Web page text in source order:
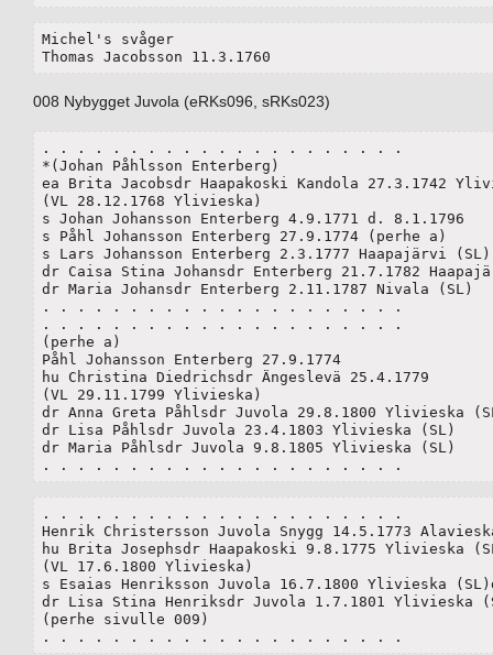
Michel's svåger
Thomas Jacobsson 11.3.1760
008 Nybygget Juvola (eRKs096, sRKs023)
. . . . . . . . . . . . . . . . . . . . .
*(Johan Påhlsson Enterberg)
ea Brita Jacobsdr Haapakoski Kandola 27.3.1742
(VL 28.12.1768 Ylivieska)
s Johan Johansson Enterberg 4.9.1771 d. 8.1.1796
s Påhl Johansson Enterberg 27.9.1774 (perhe a)
s Lars Johansson Enterberg 2.3.1777 Haapajärvi (SL)
dr Caisa Stina Johansdr Enterberg 21.7.1782
dr Maria Johansdr Enterberg 2.11.1787 Nivala (SL)
. . . . . . . . . . . . . . . . . . . . .
. . . . . . . . . . . . . . . . . . . . .
(perhe a)
Påhl Johansson Enterberg 27.9.1774
hu Christina Diedrichsdr Ängeslevä 25.4.1779
(VL 29.11.1799 Ylivieska)
dr Anna Greta Påhlsdr Juvola 29.8.1800 Ylivieska
dr Lisa Påhlsdr Juvola 23.4.1803 Ylivieska (SL)
dr Maria Påhlsdr Juvola 9.8.1805 Ylivieska (SL)
. . . . . . . . . . . . . . . . . . . . .
. . . . . . . . . . . . . . . . . . . . .
Henrik Christersson Juvola Snygg 14.5.1773
hu Brita Josephsdr Haapakoski 9.8.1775 Ylivieska
(VL 17.6.1800 Ylivieska)
s Esaias Henriksson Juvola 16.7.1800 Ylivieska
dr Lisa Stina Henriksdr Juvola 1.7.1801 Ylivieska
(perhe sivulle 009)
. . . . . . . . . . . . . . . . . . . . .